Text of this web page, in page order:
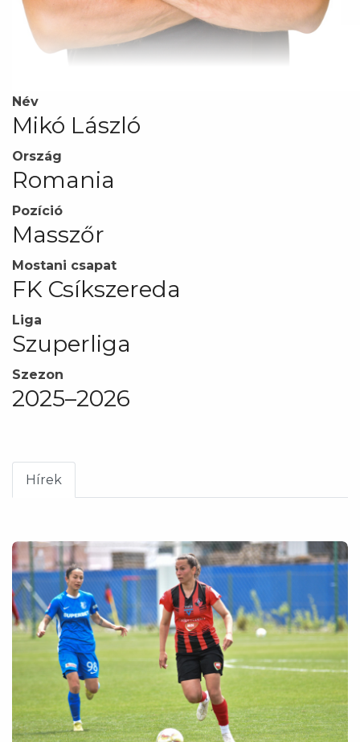
Név
Mikó László
Ország
Romania
Pozíció
Masszőr
Mostani csapat
FK Csíkszereda
Liga
Szuperliga
Szezon
2025–2026
Hírek